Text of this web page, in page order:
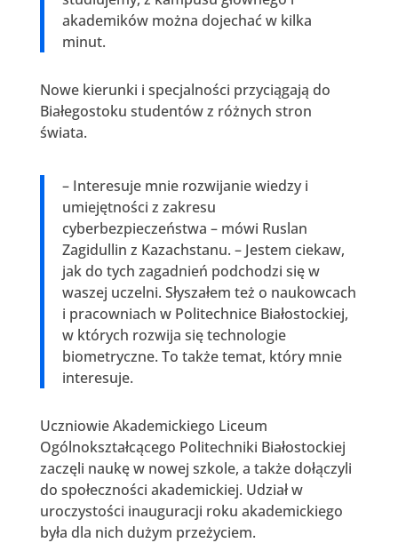
akademików można dojechać w kilka
minut.
Nowe kierunki i specjalności przyciągają do
Białegostoku studentów z różnych stron
świata.
– Interesuje mnie rozwijanie wiedzy i
umiejętności z zakresu
cyberbezpieczeństwa – mówi Ruslan
Zagidullin z Kazachstanu. – Jestem ciekaw,
jak do tych zagadnień podchodzi się w
waszej uczelni. Słyszałem też o naukowcach
i pracowniach w Politechnice Białostockiej,
w których rozwija się technologie
biometryczne. To także temat, który mnie
interesuje.
Uczniowie Akademickiego Liceum
Ogólnokształcącego Politechniki Białostockiej
zaczęli naukę w nowej szkole, a także dołączyli
do społeczności akademickiej. Udział w
uroczystości inauguracji roku akademickiego
była dla nich dużym przeżyciem.